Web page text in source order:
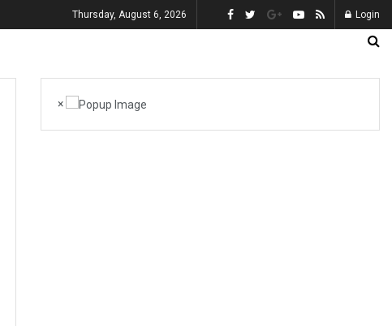
Thursday, August 6, 2026 Login
×